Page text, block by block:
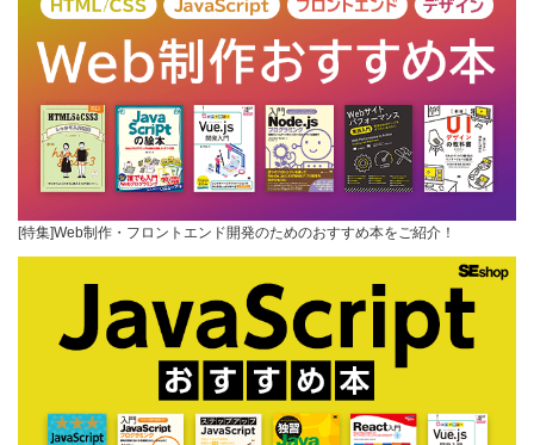
[特集]Web制作・フロントエンド開発のためのおすすめ本をご紹介！